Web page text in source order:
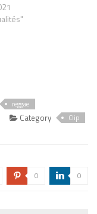
reggae
Category Clip
d 0 j 0